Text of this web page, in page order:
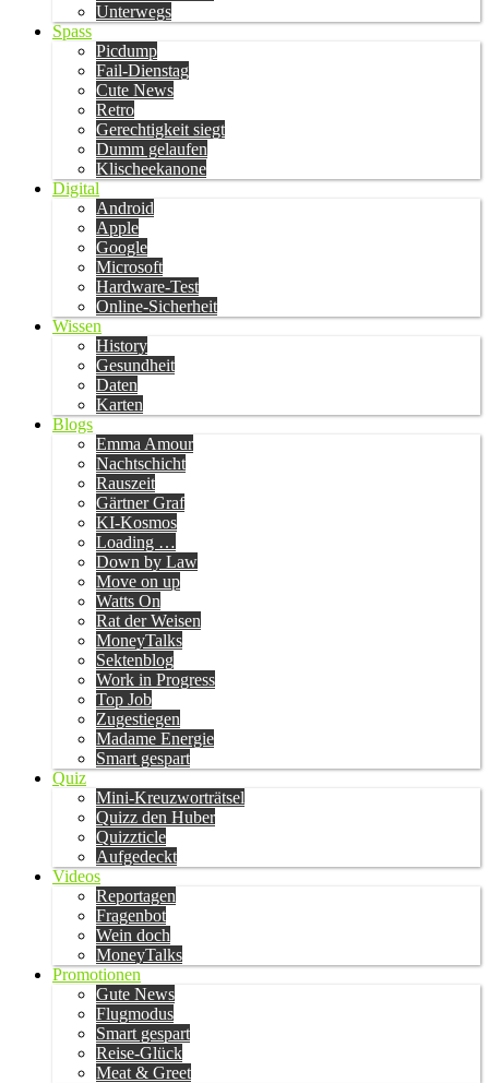
Unterwegs
Spass
Picdump
Fail-Dienstag
Cute News
Retro
Gerechtigkeit siegt
Dumm gelaufen
Klischeekanone
Digital
Android
Apple
Google
Microsoft
Hardware-Test
Online-Sicherheit
Wissen
History
Gesundheit
Daten
Karten
Blogs
Emma Amour
Nachtschicht
Rauszeit
Gärtner Graf
KI-Kosmos
Loading …
Down by Law
Move on up
Watts On
Rat der Weisen
MoneyTalks
Sektenblog
Work in Progress
Top Job
Zugestiegen
Madame Energie
Smart gespart
Quiz
Mini-Kreuzworträtsel
Quizz den Huber
Quizzticle
Aufgedeckt
Videos
Reportagen
Fragenbot
Wein doch
MoneyTalks
Promotionen
Gute News
Flugmodus
Smart gespart
Reise-Glück
Meat & Greet